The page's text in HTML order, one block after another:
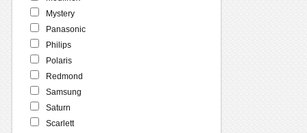
Mystery
Panasonic
Philips
Polaris
Redmond
Samsung
Saturn
Scarlett